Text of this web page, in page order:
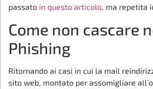
passato in questo articolo , ma repetita
Come non cascare
Phishing
Ritornando ai casi in cui la mail
sito web, montato per assomigliare